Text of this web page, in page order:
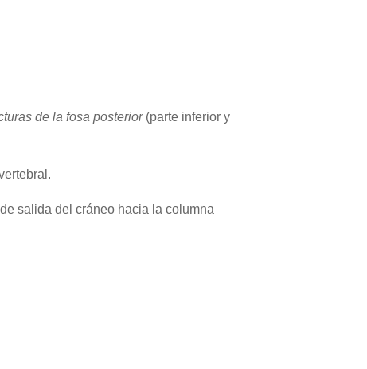
de la fosa posterior(parte inferior y
salida del cráneo hacia la columna